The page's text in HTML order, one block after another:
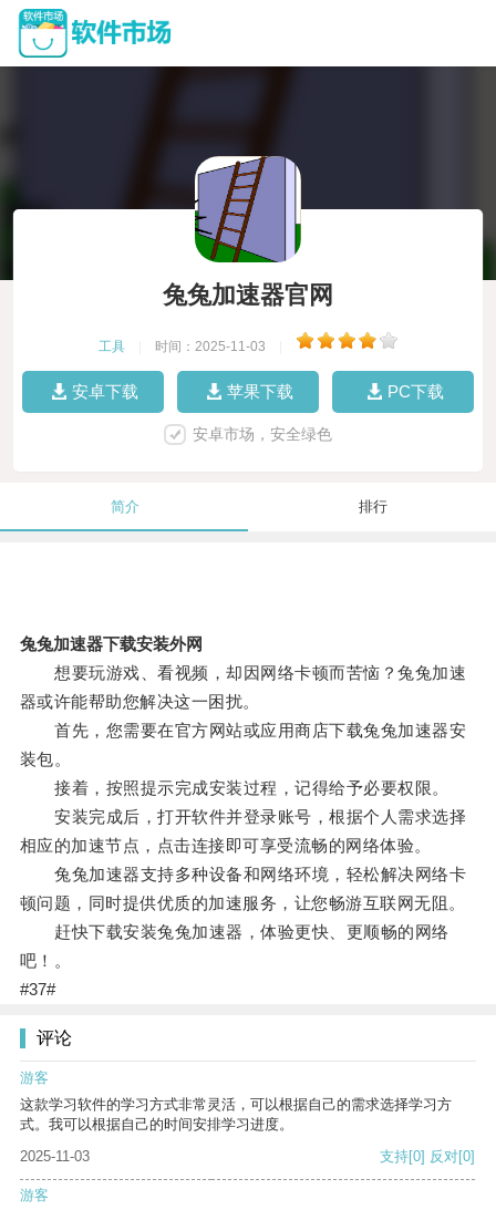
兔兔加速器官网
工具 时间：2025-11-03
安卓下载 苹果下载 PC下载
安卓市场，安全绿色
简介 排行
兔兔加速器下载安装外网
想要玩游戏、看视频，却因网络卡顿而苦恼？兔兔加速
器或许能帮助您解决这一困扰。
首先，您需要在官方网站或应用商店下载兔兔加速器安
装包。
接着，按照提示完成安装过程，记得给予必要权限。
安装完成后，打开软件并登录账号，根据个人需求选择
相应的加速节点，点击连接即可享受流畅的网络体验。
兔兔加速器支持多种设备和网络环境，轻松解决网络卡
顿问题，同时提供优质的加速服务，让您畅游互联网无阻。
赶快下载安装兔兔加速器，体验更快、更顺畅的网络
吧！。
#37#
评论
游客
这款学习软件的学习方式非常灵活，可以根据自己的需求选择学习方
式。我可以根据自己的时间安排学习进度。
2025-11-03
支持[0] 反对[0]
游客